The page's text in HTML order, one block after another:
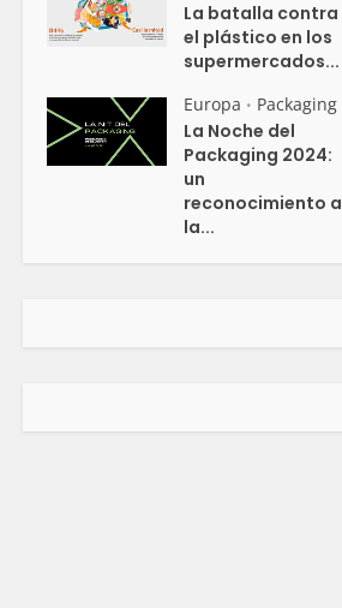
La batalla contra
el plástico en los
supermercados...
Europa • Packaging
La Noche del
Packaging 2024:
un
reconocimiento a
la...